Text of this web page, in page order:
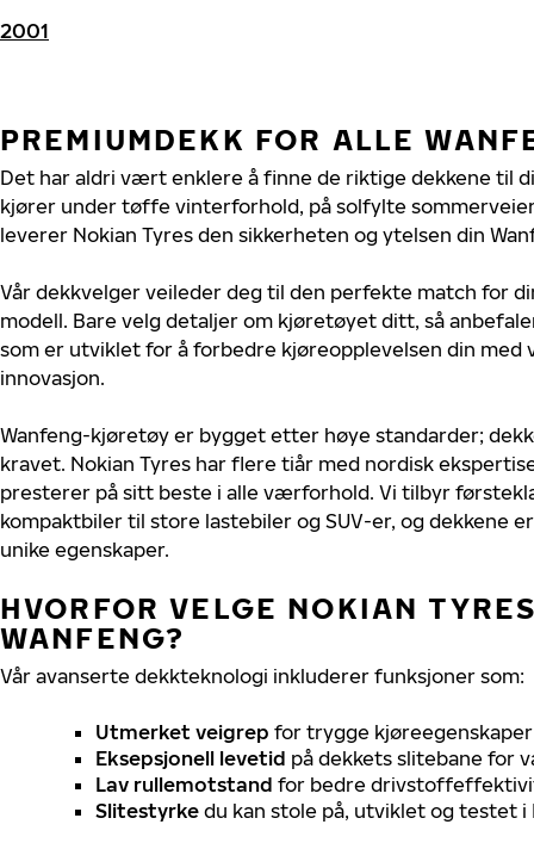
2001
PREMIUMDEKK FOR ALLE
Det har aldri vært enklere å finne de riktige dekkene til
kjører under tøffe vinterforhold, på solfylte
leverer Nokian Tyres den sikkerheten og ytelsen din
Vår dekkvelger veileder deg til den perfekte match for
modell. Bare velg detaljer om kjøretøyet ditt, så
som er utviklet for å forbedre kjøreopplevelsen din med
innovasjon.
Wanfeng-kjøretøy er bygget etter høye standarder;
kravet. Nokian Tyres har flere tiår med nordisk
presterer på sitt beste i alle værforhold. Vi tilbyr
kompaktbiler til store lastebiler og SUV-er, og dekkene
unike egenskaper.
HVORFOR VELGE NOKIAN
WANFENG?
Vår avanserte dekkteknologi inkluderer funksjoner som:
Utmerket veigrep for trygge
Eksepsjonell levetid på dekkets slitebane for
Lav rullemotstand for bedre
Slitestyrke du kan stole på, utviklet og testet i